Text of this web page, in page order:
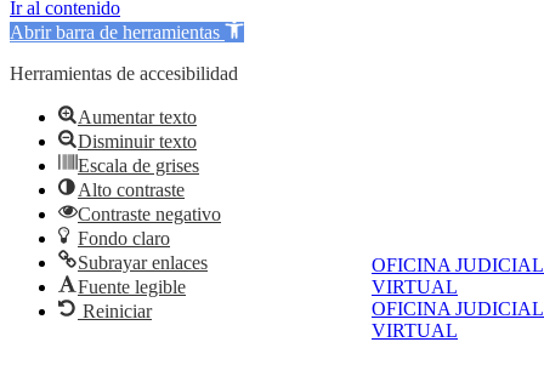
OFICINA JUDICIAL
VIRTUAL
OFICINA JUDICIAL
VIRTUAL
Ir al contenido
Abrir barra de herramientas
Herramientas de accesibilidad
Aumentar texto
Disminuir texto
Escala de grises
Alto contraste
Contraste negativo
Fondo claro
Subrayar enlaces
Fuente legible
Reiniciar